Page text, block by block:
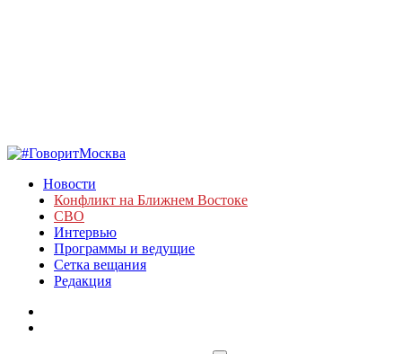
Новости
Конфликт на Ближнем Востоке
СВО
Интервью
Программы и ведущие
Сетка вещания
Редакция